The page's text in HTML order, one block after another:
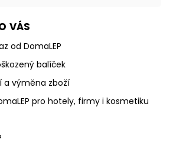
VÁS
od DomaLEP
balíček
a výměna zboží
pro hotely, firmy i kosmetiku